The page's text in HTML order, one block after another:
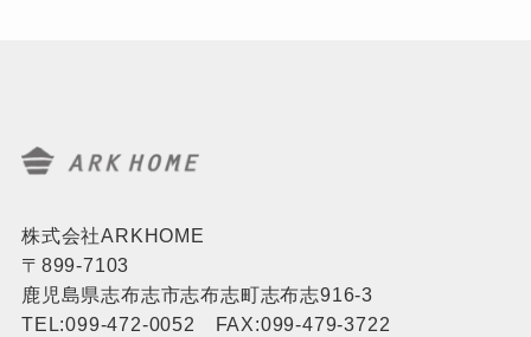
株式会社ARKHOME
〒899-7103
鹿児島県志布志市志布志町志布志916-3
TEL:099-472-0052 FAX:099-479-3722